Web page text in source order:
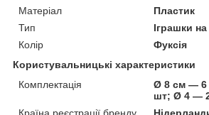
Матеріал
Пластик
Тип
Іграшки
Колір
Фуксія
Користувальницькі характеристики
Комплектація
Ø 8 см —
шт; Ø 4 —
Країна реєстрації бренду